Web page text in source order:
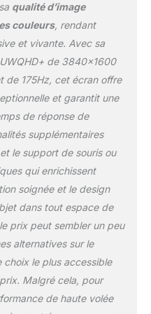
taux de
de
certifié NVIDIA G-
ULTIMATE pour
ultra faible
l'affichage HDR;
de réponse faible
les déchirures &
saccadées IHM &
- Interface
Machine (IHM)
des performances
réel et des
pratiques;
actions
& barre LED avec
GameSense;
réglable (3
& effets
qualité d’image
couleurs, rendant
et vivante. Avec sa
de 3840×1600
de 175Hz, cet écran offre
et garantit une
de réponse de
supplémentaires
le support de souris ou
qui enrichissent
soignée et le design
dans tout espace de
prix peut sembler un peu
alternatives sur le
choix le plus accessible
Malgré cela, pour
de haute volée